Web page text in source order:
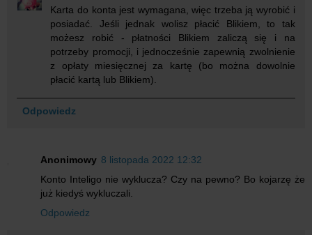
Karta do konta jest wymagana, więc trzeba ją wyrobić i
posiadać. Jeśli jednak wolisz płacić Blikiem, to tak
możesz robić - płatności Blikiem zaliczą się i na
potrzeby promocji, i jednocześnie zapewnią zwolnienie
z opłaty miesięcznej za kartę (bo można dowolnie
płacić kartą lub Blikiem).
Odpowiedz
Anonimowy 8 listopada 2022 12:32
Konto Inteligo nie wyklucza? Czy na pewno? Bo kojarzę że
już kiedyś wykluczali.
Odpowiedz